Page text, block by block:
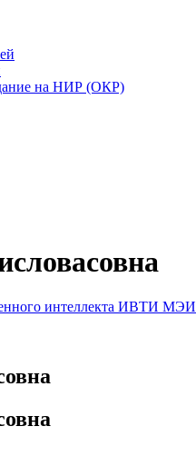
на НИР (ОКР)
интеллекта ИВТИ МЭИ